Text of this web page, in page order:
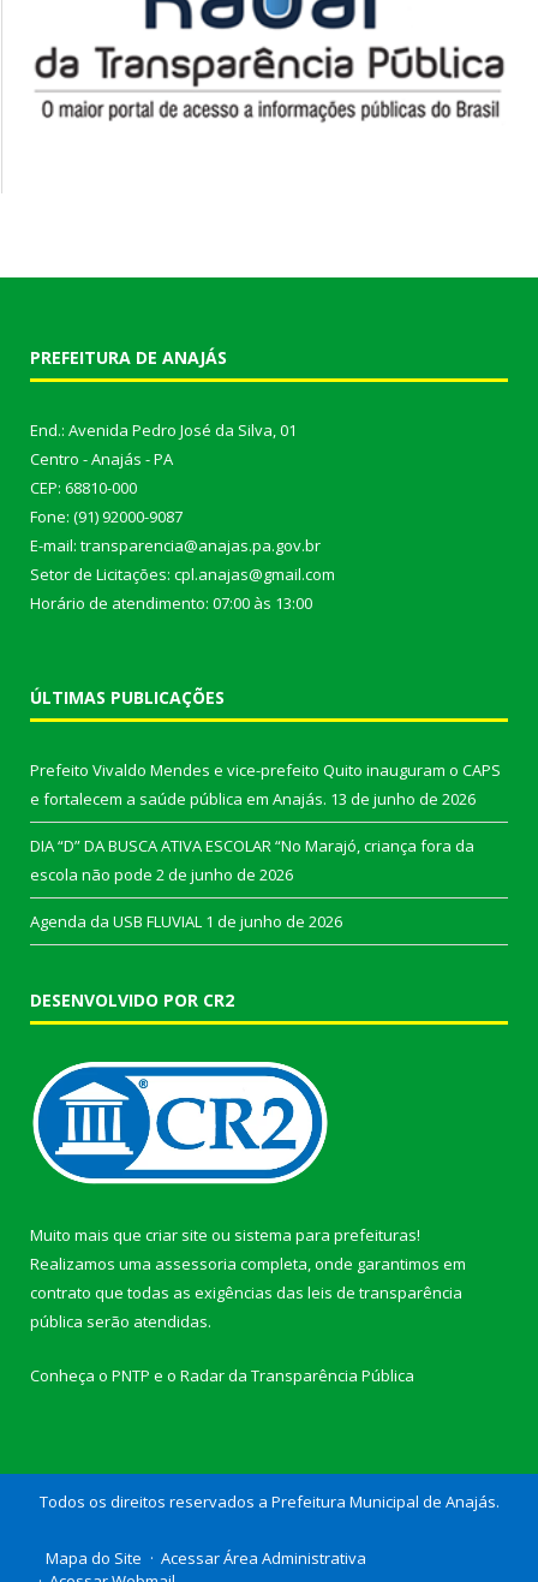
PREFEITURA DE ANAJÁS
End.: Avenida Pedro José da Silva, 01
Centro - Anajás - PA
CEP: 68810-000
Fone: (91) 92000-9087
E-mail: transparencia@anajas.pa.gov.br
Setor de Licitações: cpl.anajas@gmail.com
Horário de atendimento: 07:00 às 13:00
ÚLTIMAS PUBLICAÇÕES
Prefeito Vivaldo Mendes e vice-prefeito Quito inauguram o CAPS
e fortalecem a saúde pública em Anajás. 13 de junho de 2026
DIA “D” DA BUSCA ATIVA ESCOLAR “No Marajó, criança fora da
escola não pode 2 de junho de 2026
Agenda da USB FLUVIAL 1 de junho de 2026
DESENVOLVIDO POR CR2
Muito mais que criar site ou sistema para prefeituras!
Realizamos uma assessoria completa, onde garantimos em
contrato que todas as exigências das leis de transparência
pública serão atendidas.
Conheça o PNTP e o Radar da Transparência Pública
Todos os direitos reservados a Prefeitura Municipal de Anajás.
Mapa do Site
Acessar Área Administrativa